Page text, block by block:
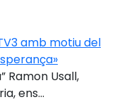
amb motiu del
Ramon Usall,
ens...